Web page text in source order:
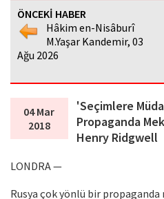
ÖNCEKİ HABER
Hâkim en-Nisâburî
M.Yaşar Kandemir, 03
Ağu 2026
04 Mar
2018
'Seçimlere
Propaganda
Henry Ridgwell
LONDRA —
Rusya çok yönlü bir